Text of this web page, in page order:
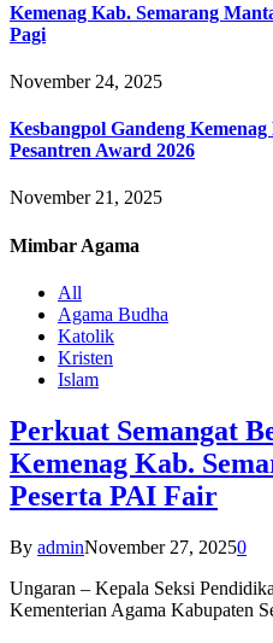
Kemenag Kab. Semarang
Pagi
November 24, 2025
Kesbangpol Gandeng
Pesantren Award 2026
November 21, 2025
Mimbar Agama
All
Agama Budha
Katolik
Kristen
Islam
Perkuat Semangat
Kemenag Kab.
Peserta PAI Fair
By adminNovember 27, 20250
Ungaran – Kepala Seksi
Kementerian Agama Kabupaten